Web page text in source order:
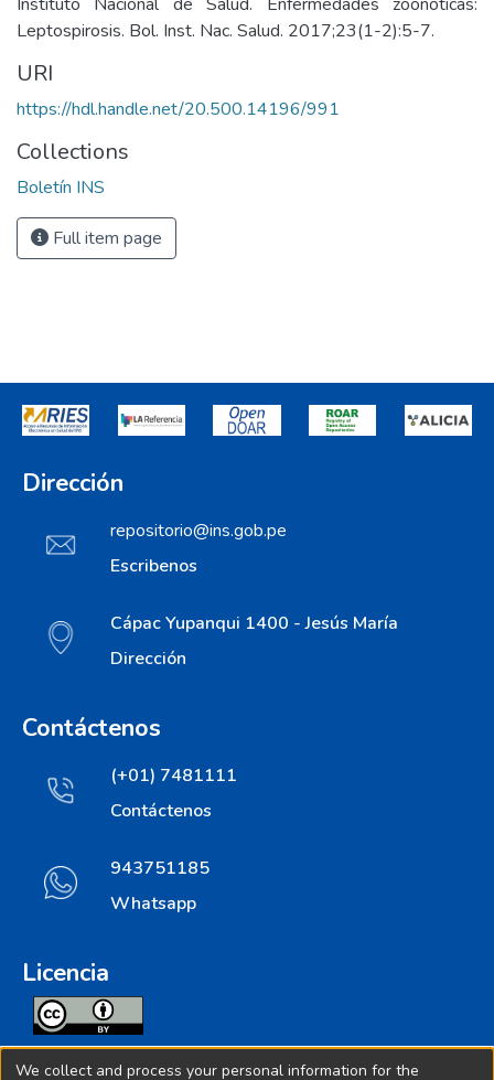
Leptospirosis. Bol. Inst. Nac. Salud. 2017;23(1-2):5-7.
URI
https://hdl.handle.net/20.500.14196/991
Collections
Boletín INS
Full item page
Dirección
repositorio@ins.gob.pe
Escribenos
Cápac Yupanqui 1400 - Jesús María
Dirección
Contáctenos
(+01) 7481111
Contáctenos
943751185
Whatsapp
Licencia
Todos los contenidos de repositorio.ins.gob.pe estan
We collect and process your personal information for the